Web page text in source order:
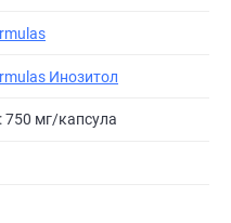
Инозитол
: 750 мг/капсула